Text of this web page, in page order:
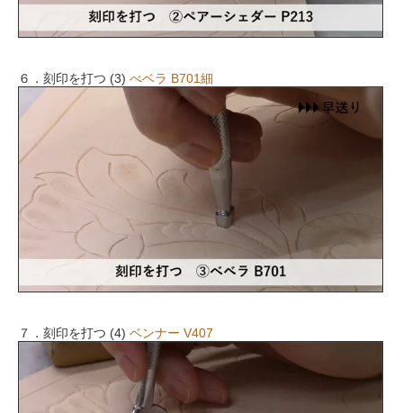
６．刻印を打つ (3) べベラ B701細
７．刻印を打つ (4) ベンナー V407